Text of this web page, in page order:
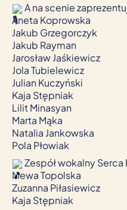
A na scenie
Aneta Koprowska
Jakub Grzegorczyk
Jakub Rayman
Jarosław Jaśkiewicz
Jola Tubielewicz
Julian Kuczyński
Kaja Stępniak
Lilit Minasyan
Marta Mąka
Natalia Jankowska
Pola Płowiak
Zespół wokalny Serca
Mewa Topolska
Zuzanna Piłasiewicz
Kaja Stępniak